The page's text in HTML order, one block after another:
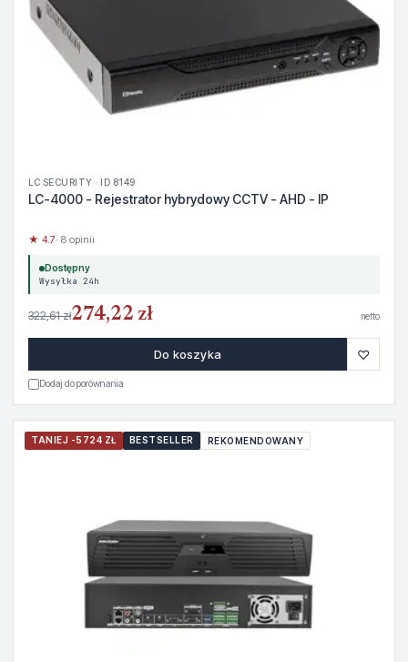
LC SECURITY · ID 8149
LC-4000 - Rejestrator hybrydowy CCTV - AHD - IP
★ 4.7· 8 opinii
Dostępny
Wysyłka 24h
322,61 zł274,22 zł netto
Do koszyka ♡
Dodaj do porównania
TANIEJ -5724 ZŁ BESTSELLER REKOMENDOWANY